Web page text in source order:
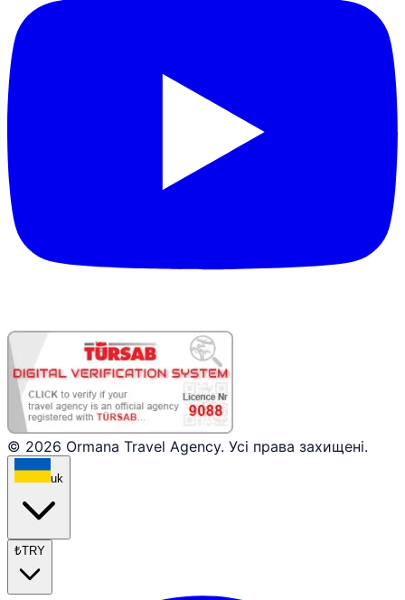
© 2026 Ormana Travel Agency. Усі права захищені.
uk
₺TRY